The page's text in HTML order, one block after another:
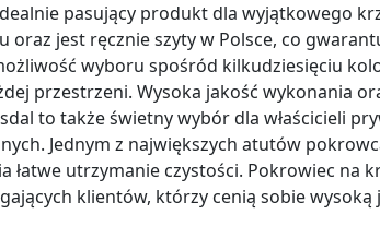
pasujący produkt dla wyjątkowego
oraz jest ręcznie szyty w Polsce, co
wyboru spośród kilkudziesięciu
przestrzeni. Wysoka jakość wykonania
to także świetny wybór dla właścicieli
Jednym z największych atutów
łatwe utrzymanie czystości. Pokrowiec na
klientów, którzy cenią sobie wysoką